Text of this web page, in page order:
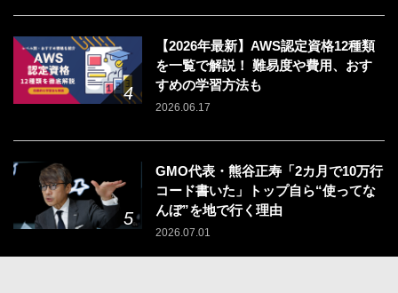
【2026年最新】AWS認定資格12種類
を一覧で解説！ 難易度や費用、おす
すめの学習方法も
2026.06.17
GMO代表・熊谷正寿「2カ月で10万行
コード書いた」トップ自ら“使ってな
んぼ”を地で行く理由
2026.07.01